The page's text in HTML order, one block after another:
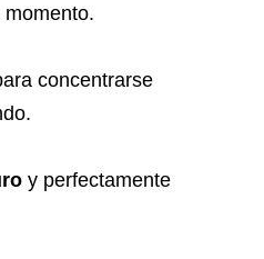
concentrarse
y perfectamente